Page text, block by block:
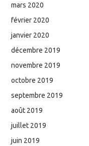
mars 2020
février 2020
janvier 2020
décembre 2019
novembre 2019
octobre 2019
septembre 2019
août 2019
juillet 2019
juin 2019